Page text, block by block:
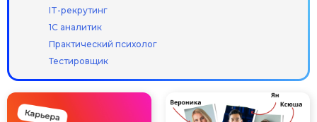
IT-рекрутинг
1С аналитик
Практический психолог
Тестировщик